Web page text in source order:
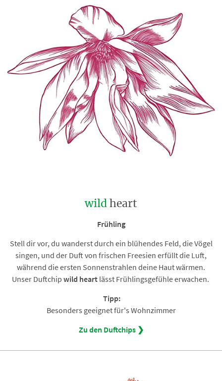
wild heart
Frühling
Stell dir vor, du wanderst durch ein blühendes Feld, die Vögel
singen, und der Duft von frischen Freesien erfüllt die Luft,
während die ersten Sonnenstrahlen deine Haut wärmen.
Unser Duftchip wild heartlässt Frühlingsgefühle erwachen.
Tipp:
Besonders geeignet für's Wohnzimmer
Zu den Duftchips ❯